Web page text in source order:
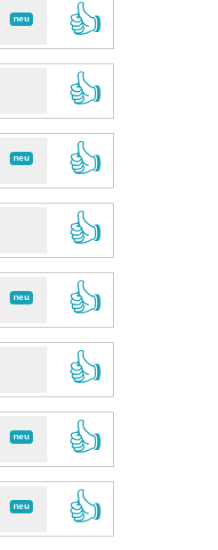
neu
👍
👍
neu
👍
👍
neu
👍
👍
neu
👍
neu
👍